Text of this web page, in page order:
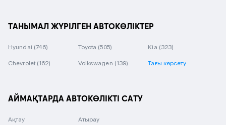
ТАНЫМАЛ ЖҮРІЛГЕН АВТОКӨЛІКТЕР
Hyundai (746) Toyota (505) Kia (323)
Chevrolet (162) Volkswagen (139) Тағы көрсету
АЙМАҚТАРДА АВТОКӨЛІКТІ САТУ
Ақтау Атырау